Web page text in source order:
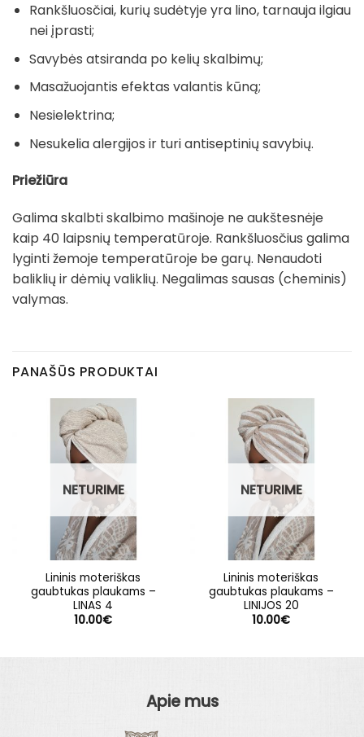
Rankšluosčiai, kurių sudėtyje yra lino, tarnauja ilgiau
nei įprasti;
Savybės atsiranda po kelių skalbimų;
Masažuojantis efektas valantis kūną;
Nesielektrina;
Nesukelia alergijos ir turi antiseptinių savybių.
Priežiūra
Galima skalbti skalbimo mašinoje ne aukštesnėje
kaip 40 laipsnių temperatūroje. Rankšluosčius galima
lyginti žemoje temperatūroje be garų. Nenaudoti
baliklių ir dėmių valiklių. Negalimas sausas (cheminis)
valymas.
PANAŠŪS PRODUKTAI
NETURIME
Lininis moteriškas
gaubtukas plaukams –
LINAS 4
10.00€
NETURIME
Lininis moteriškas
gaubtukas plaukams –
LINIJOS 20
10.00€
Apie mus